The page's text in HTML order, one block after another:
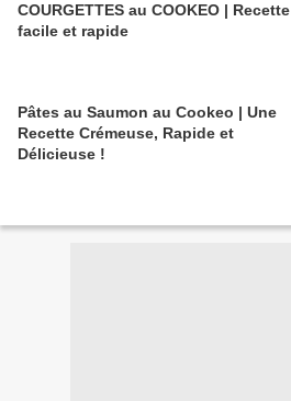
COURGETTES au COOKEO | Recette
facile et rapide
Pâtes au Saumon au Cookeo | Une
Recette Crémeuse, Rapide et
Délicieuse !